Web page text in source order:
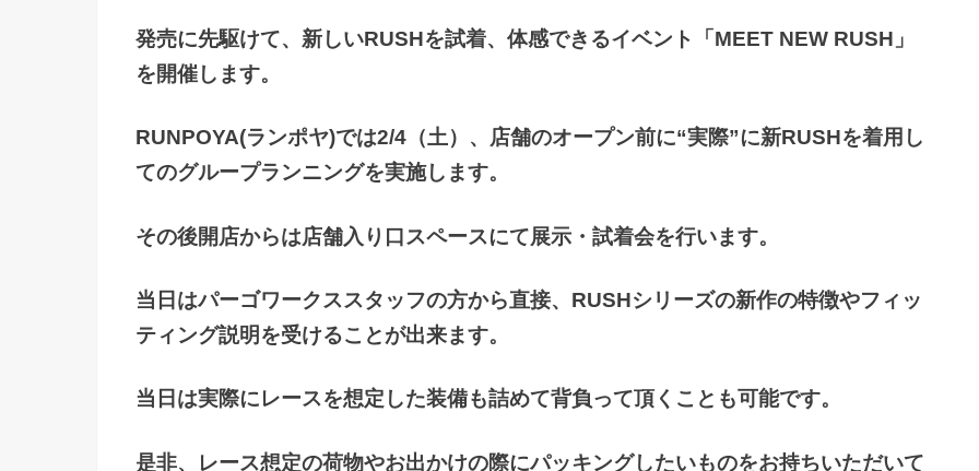
発売に先駆けて、新しいRUSHを試着、体感できるイベント「MEET NEW RUSH」
を開催します。
RUNPOYA(ランポヤ)では2/4（土）、店舗のオープン前に“実際”に新RUSHを着用し
てのグループランニングを実施します。
その後開店からは店舗入り口スペースにて展示・試着会を行います。
当日はパーゴワークススタッフの方から直接、RUSHシリーズの新作の特徴やフィッ
ティング説明を受けることが出来ます。
当日は実際にレースを想定した装備も詰めて背負って頂くことも可能です。
是非、レース想定の荷物やお出かけの際にパッキングしたいものをお持ちいただいて